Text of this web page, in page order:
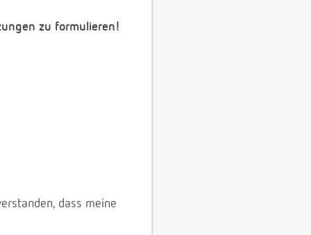
zu formulieren!
dass meine